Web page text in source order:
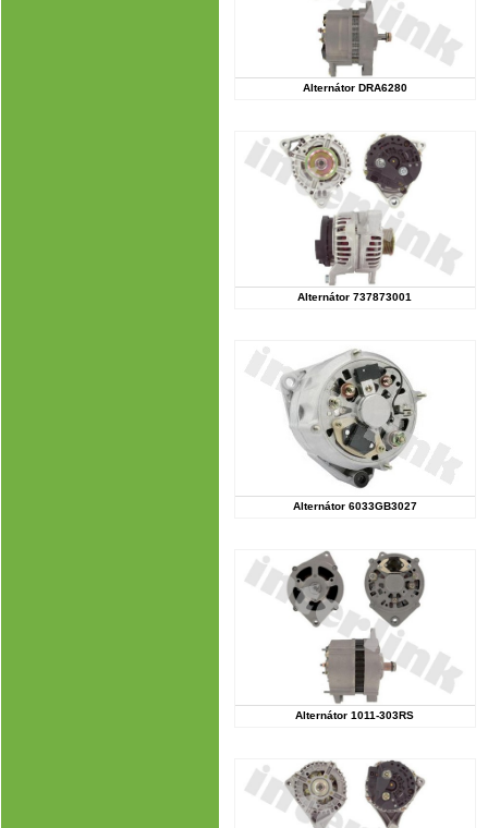
Alternátor DRA6280
Alternátor 737873001
Alternátor 6033GB3027
Alternátor 1011-303RS